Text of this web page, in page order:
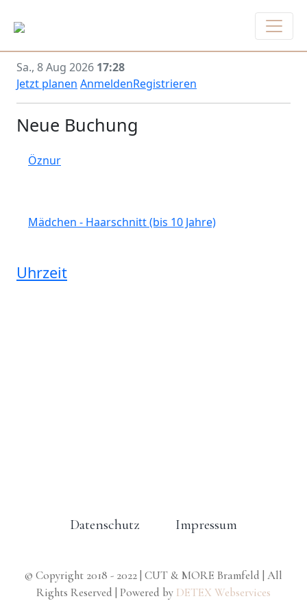
Sa., 8 Aug 2026 17:28
Jetzt planen AnmeldenRegistrieren
Neue Buchung
Öznur
Mädchen - Haarschnitt (bis 10 Jahre)
Uhrzeit
Datenschutz Impressum
© Copyright 2018 - 2022 | CUT & MORE Bramfeld | All
Rights Reserved | Powered by DETEX Webservices